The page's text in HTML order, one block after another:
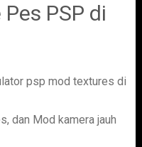
PSP di
psp mod textures di
dan Mod kamera jauh